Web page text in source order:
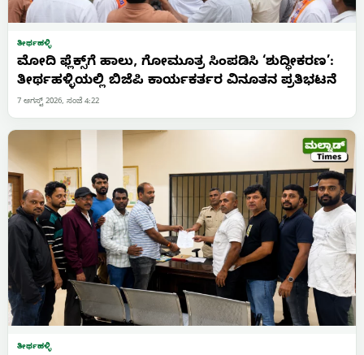
ತೀರ್ಥಹಳ್ಳಿ
ಮೋದಿ ಫ್ಲೆಕ್ಸ್‌ಗೆ ಹಾಲು, ಗೋಮೂತ್ರ ಸಿಂಪಡಿಸಿ ‘ಶುದ್ಧೀಕರಣ’:
ತೀರ್ಥಹಳ್ಳಿಯಲ್ಲಿ ಬಿಜೆಪಿ ಕಾರ್ಯಕರ್ತರ ವಿನೂತನ ಪ್ರತಿಭಟನೆ
7 ಆಗಸ್ಟ್ 2026, ಸಂಜೆ 4:22
ತೀರ್ಥಹಳ್ಳಿ